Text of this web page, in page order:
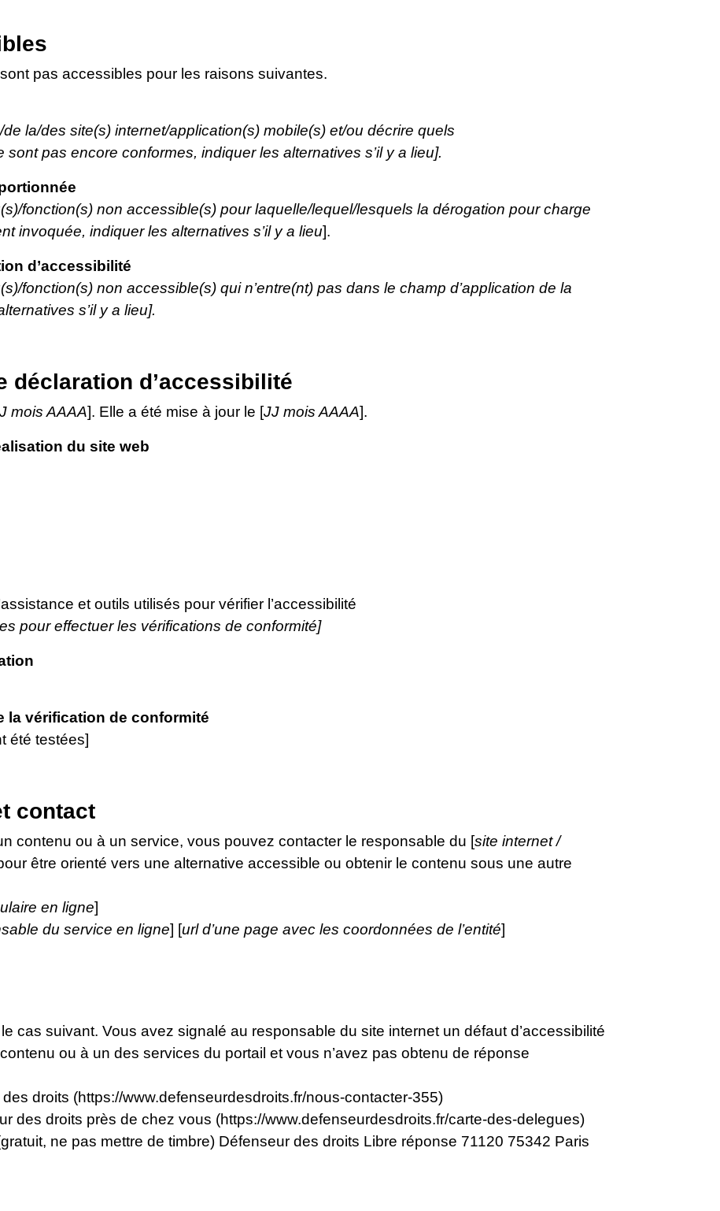
pas accessibles pour les raisons suivantes.
la/des site(s) internet/application(s) mobile(s) et/ou décrire quels
pas encore conformes, indiquer les alternatives s’il y a lieu].
fonction(s) non accessible(s) pour laquelle/lequel/lesquels la dérogation pour charge
invoquée, indiquer les alternatives s’il y a lieu].
d’accessibilité
fonction(s) non accessible(s) qui n’entre(nt) pas dans le champ d’application de la
s’il y a lieu].
déclaration d’accessibilité
mois AAAA]. Elle a été mise à jour le [JJ mois AAAA].
du site web
et outils utilisés pour vérifier l’accessibilité
pour effectuer les vérifications de conformité]
la vérification de conformité
été testées]
contact
contenu ou à un service, vous pouvez contacter le responsable du [site internet /
être orienté vers une alternative accessible ou obtenir le contenu sous une autre
en ligne]
du service en ligne] [url d’une page avec les coordonnées de l’entité]
cas suivant. Vous avez signalé au responsable du site internet un défaut d’accessibilité
ou à un des services du portail et vous n’avez pas obtenu de réponse
droits (https://www.defenseurdesdroits.fr/nous-contacter-355)
des droits près de chez vous (https://www.defenseurdesdroits.fr/carte-des-delegues)
ne pas mettre de timbre) Défenseur des droits Libre réponse 71120 75342 Paris